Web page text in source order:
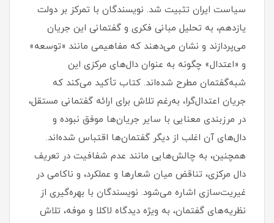
سیاست ایران تثبیت شد. نویسندگان با تمرکز بر دولت
یازدهم، به تحلیل مبانی فکری و گفتمانی این جریان
می‌پردازند و نشان می‌دهند که مفاهیمی مانند «توسعه»
و «اعتدال» چگونه به عنوان دال‌های مرکزی این
شبه‌گفتمان مطرح شده‌اند. کتاب تأکید می‌کند که
جریان اعتدال‌گرا، به‌رغم تلاش برای ارائه گفتمانی مستقل،
در مرزبندی معنایی با سایر جریان‌ها موفق نبوده و
دال‌های آن اغلب از دیگر گفتمان‌ها اقتباس شده‌اند.
همچنین، به چالش‌هایی مانند عدم شفافیت در تعریف
دال مرکزی، تناقض میان شعارها و عملکرد، و ناکامی در
غیریت‌سازی اشاره می‌شود. نویسندگان با بهره‌گیری از
نظریه‌های گفتمان، به ویژه دیدگاه لاکلا و موفه، تلاش